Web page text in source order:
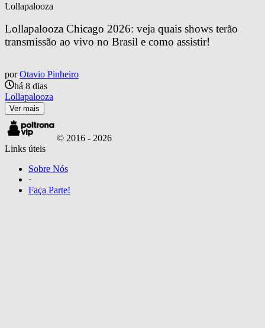
Lollapalooza
Lollapalooza Chicago 2026: veja quais shows terão
transmissão ao vivo no Brasil e como assistir!
por Otavio Pinheiro
há 8 dias
Lollapalooza
Ver mais
© 2016 - 2026
Links úteis
Sobre Nós
·
Faça Parte!